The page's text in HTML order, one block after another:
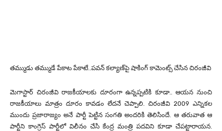
తమ్ముడు తమ్ముడే పేకాట పేకాటే..పవన్ కల్యాణ్‌పై షాకింగ్ కామెంట్స్ చేసిన చిరంజీవి
మెగాస్టార్ చిరంజీవి రాజకీయాలకు దూరంగా ఉన్నప్పటికి కూడా.. ఆయన నుంచి
రాజకీయాలు మాత్రం దూరం కావడం లేదనే చెప్పాలి. చిరంజీవి 2009 ఎన్నికల
ముందు ప్రజారాజ్యం అనే పార్టీ పెట్టిన సంగతి అందరికి తెలిసిందే. ఆ తరువాత ఆ
పార్టీని కాంగ్రెస్ పార్టీలో విలీనం చేసి కేంద్ర మంత్రి పదవిని కూడా చేపట్టారాయన.